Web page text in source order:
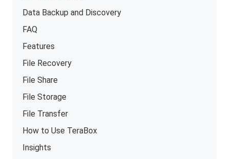
Data Backup and Discovery
FAQ
Features
File Recovery
File Share
File Storage
File Transfer
How to Use TeraBox
Insights